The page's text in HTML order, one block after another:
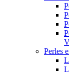
Perles